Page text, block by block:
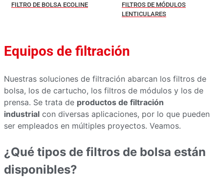
FILTRO DE BOLSA ECOLINE
FILTROS DE MÓDULOS
LENTICULARES
Equipos de filtración
Nuestras soluciones de filtración abarcan los filtros de
bolsa, los de cartucho, los filtros de módulos y los de
prensa. Se trata de productos de filtración
industrial con diversas aplicaciones, por lo que pueden
ser empleados en múltiples proyectos. Veamos.
¿Qué tipos de filtros de bolsa están
disponibles?